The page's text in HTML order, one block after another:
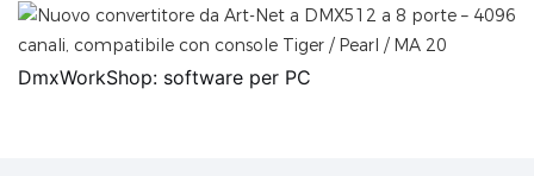
DmxWorkShop: software per PC